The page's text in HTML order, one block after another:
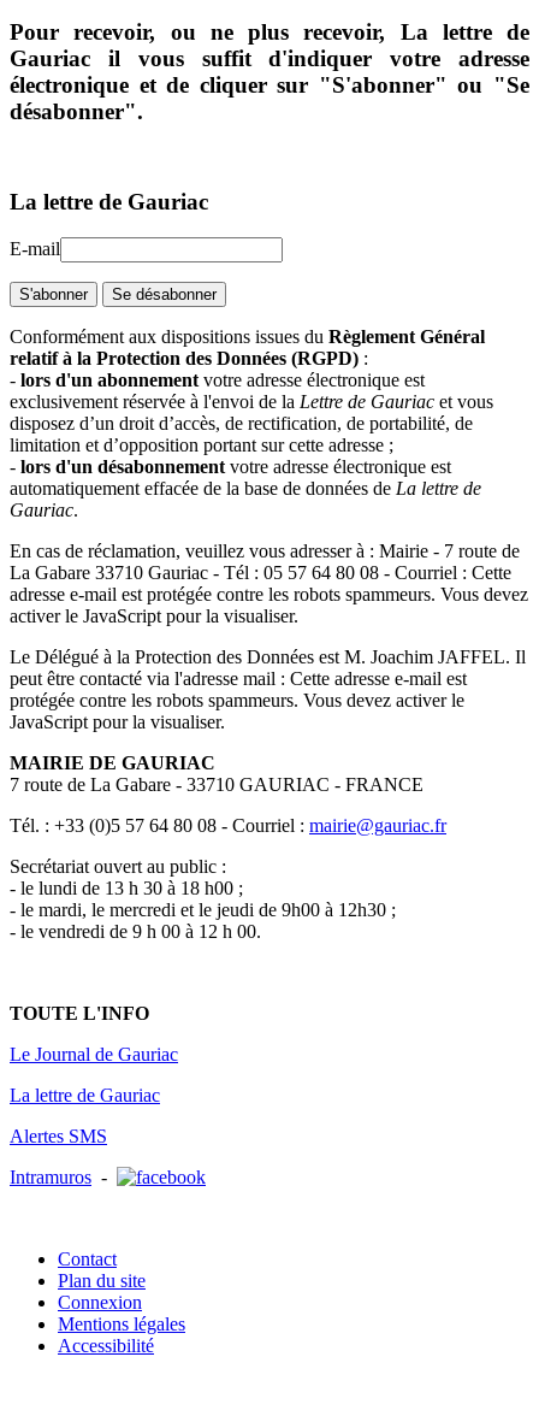
Pour recevoir, ou ne plus recevoir, La lettre de
Gauriac il vous suffit d'indiquer votre adresse
électronique et de cliquer sur "S'abonner" ou "Se
désabonner".
La lettre de Gauriac
E-mail
S'abonner Se désabonner
Conformément aux dispositions issues du Règlement Général
relatif à la Protection des Données (RGPD) :
- lors d'un abonnement votre adresse électronique est
exclusivement réservée à l'envoi de la Lettre de Gauriac et vous
disposez d’un droit d’accès, de rectification, de portabilité, de
limitation et d’opposition portant sur cette adresse ;
- lors d'un désabonnement votre adresse électronique est
automatiquement effacée de la base de données de La lettre de
Gauriac.
En cas de réclamation, veuillez vous adresser à : Mairie - 7 route de
La Gabare 33710 Gauriac - Tél : 05 57 64 80 08 - Courriel : Cette
adresse e-mail est protégée contre les robots spammeurs. Vous devez
activer le JavaScript pour la visualiser.
Le Délégué à la Protection des Données est M. Joachim JAFFEL. Il
peut être contacté via l'adresse mail : Cette adresse e-mail est
protégée contre les robots spammeurs. Vous devez activer le
JavaScript pour la visualiser.
MAIRIE DE GAURIAC
7 route de La Gabare - 33710 GAURIAC - FRANCE
Tél. : +33 (0)5 57 64 80 08 - Courriel : mairie@gauriac.fr
Secrétariat ouvert au public :
- le lundi de 13 h 30 à 18 h00 ;
- le mardi, le mercredi et le jeudi de 9h00 à 12h30 ;
- le vendredi de 9 h 00 à 12 h 00.
TOUTE L'INFO
Le Journal de Gauriac
La lettre de Gauriac
Alertes SMS
Intramuros -
Contact
Plan du site
Connexion
Mentions légales
Accessibilité